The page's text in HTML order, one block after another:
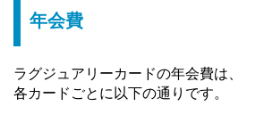
年会費
ラグジュアリーカードの年会費は、
各カードごとに以下の通りです。